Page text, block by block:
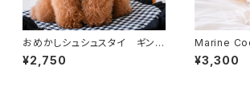
おめかしシュシュスタイ ギンガ
ムブラック×ホワイト
¥2,750
Marine
クーリング
- ホワイト [
¥3,300